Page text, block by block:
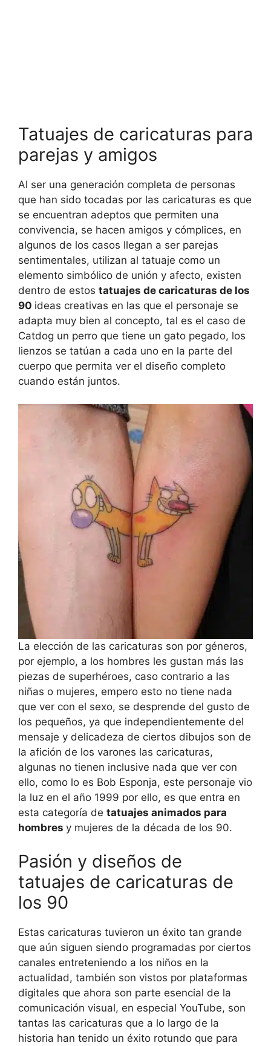
Tatuajes de caricaturas para
parejas y amigos
Al ser una generación completa de personas
que han sido tocadas por las caricaturas es que
se encuentran adeptos que permiten una
convivencia, se hacen amigos y cómplices, en
algunos de los casos llegan a ser parejas
sentimentales, utilizan al tatuaje como un
elemento simbólico de unión y afecto, existen
dentro de estos tatuajes de caricaturas de los
90 ideas creativas en las que el personaje se
adapta muy bien al concepto, tal es el caso de
Catdog un perro que tiene un gato pegado, los
lienzos se tatúan a cada uno en la parte del
cuerpo que permita ver el diseño completo
cuando están juntos.
La elección de las caricaturas son por géneros,
por ejemplo, a los hombres les gustan más las
piezas de superhéroes, caso contrario a las
niñas o mujeres, empero esto no tiene nada
que ver con el sexo, se desprende del gusto de
los pequeños, ya que independientemente del
mensaje y delicadeza de ciertos dibujos son de
la afición de los varones las caricaturas,
algunas no tienen inclusive nada que ver con
ello, como lo es Bob Esponja, este personaje vio
la luz en el año 1999 por ello, es que entra en
esta categoría de tatuajes animados para
hombres y mujeres de la década de los 90.
Pasión y diseños de
tatuajes de caricaturas de
los 90
Estas caricaturas tuvieron un éxito tan grande
que aún siguen siendo programadas por ciertos
canales entreteniendo a los niños en la
actualidad, también son vistos por plataformas
digitales que ahora son parte esencial de la
comunicación visual, en especial YouTube, son
tantas las caricaturas que a lo largo de la
historia han tenido un éxito rotundo que para